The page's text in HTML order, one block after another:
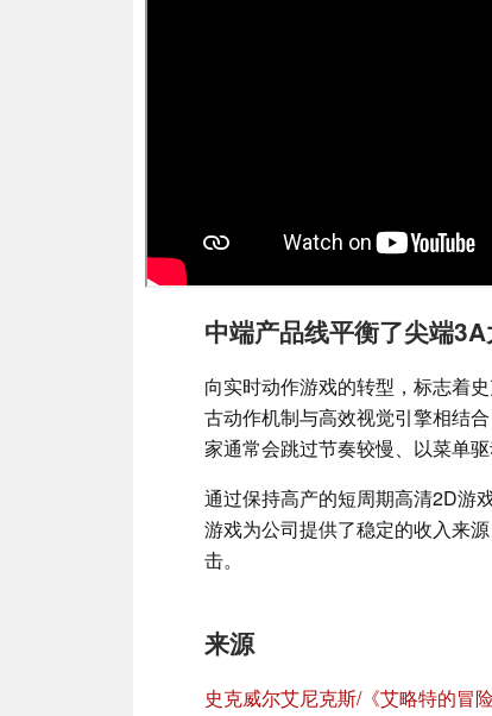
中端产品线平衡了尖端
向实时动作游戏的转型，标志着
古动作机制与高效视觉引擎相结
家通常会跳过节奏较慢、以菜单驱
通过保持高产的短周期高清2D游
游戏为公司提供了稳定的收入来
击。
来源
史克威尔艾尼克斯/《艾略特的冒险